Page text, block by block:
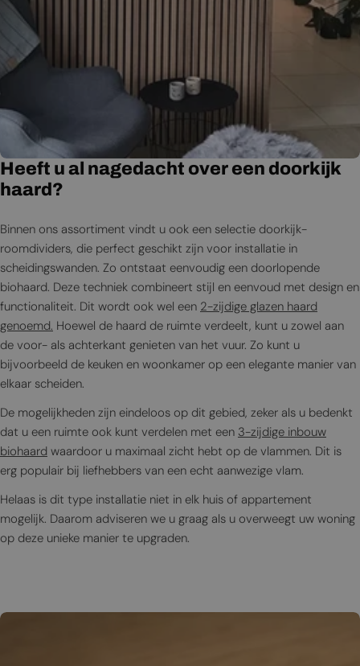
Heeft u al nagedacht over een doorkijk
haard?
Binnen ons assortiment vindt u ook een selectie doorkijk-
roomdividers, die perfect geschikt zijn voor installatie in
scheidingswanden. Zo ontstaat eenvoudig een doorlopende
biohaard. Deze techniek combineert stijl en eenvoud met design en
functionaliteit. Dit wordt ook wel een 2-zijdige glazen haard
genoemd. Hoewel de haard de ruimte verdeelt, kunt u zowel aan
de voor- als achterkant genieten van het vuur. Zo kunt u
bijvoorbeeld de keuken en woonkamer op een elegante manier van
elkaar scheiden.
De mogelijkheden zijn eindeloos op dit gebied, zeker als u bedenkt
dat u een ruimte ook kunt verdelen met een 3-zijdige inbouw
biohaard waardoor u maximaal zicht hebt op de vlammen. Dit is
erg populair bij liefhebbers van een echt aanwezige vlam.
Helaas is dit type installatie niet in elk huis of appartement
mogelijk. Daarom adviseren we u graag als u overweegt uw woning
op deze unieke manier te upgraden.